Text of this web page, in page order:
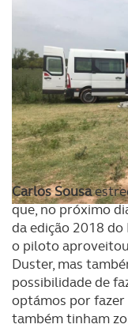
Carlos Sousa
que, no próximo
da edição 2018 do
o piloto
Duster, mas
possibilidade de
optámos por
também tinham